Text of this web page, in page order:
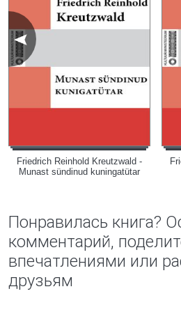
Friedrich Reinhold Kreutzwald -
Munast sündinud kuningatütar
Понравилась книга?
комментарий,
впечатлениями или
друзьям